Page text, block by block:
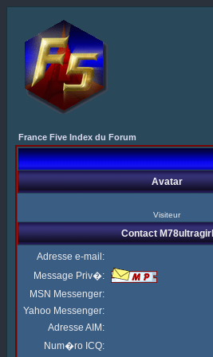
France Five Index du Forum
Avatar
Visiteur
Contact M78ultragirl
Adresse e-mail:
Message Priv�:
MSN Messenger:
Yahoo Messenger:
Adresse AIM:
Num�ro ICQ: